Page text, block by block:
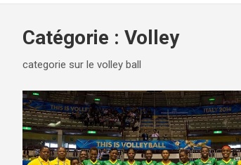
Catégorie : Volley
categorie sur le volley ball